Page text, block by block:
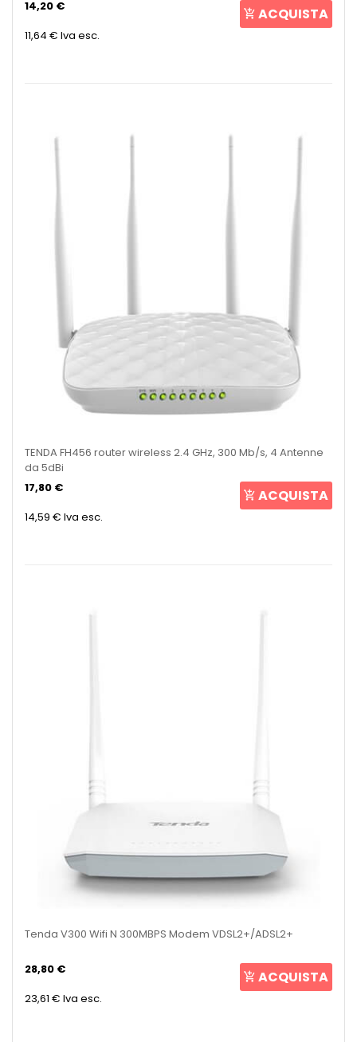
14,20 €
11,64 € Iva esc.
ACQUISTA
TENDA FH456 router wireless 2.4 GHz, 300 Mb/s, 4 Antenne
da 5dBi
17,80 €
14,59 € Iva esc.
ACQUISTA
Tenda V300 Wifi N 300MBPS Modem VDSL2+/ADSL2+
28,80 €
23,61 € Iva esc.
ACQUISTA